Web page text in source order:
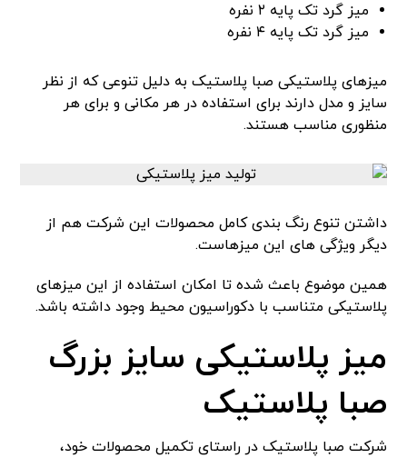
میز گرد تک پایه ۲ نفره
میز گرد تک پایه ۴ نفره
میزهای پلاستیکی صبا پلاستیک به دلیل تنوعی که از نظر
سایز و مدل دارند برای استفاده در هر مکانی و برای هر
منظوری مناسب هستند.
داشتن تنوع رنگ بندی کامل محصولات این شرکت هم از
دیگر ویژگی های این میزهاست.
همین موضوع باعث شده تا امکان استفاده از این میزهای
پلاستیکی متناسب با دکوراسیون محیط وجود داشته باشد.
میز پلاستیکی سایز بزرگ
صبا پلاستیک
شرکت صبا پلاستیک در راستای تکمیل محصولات خود،